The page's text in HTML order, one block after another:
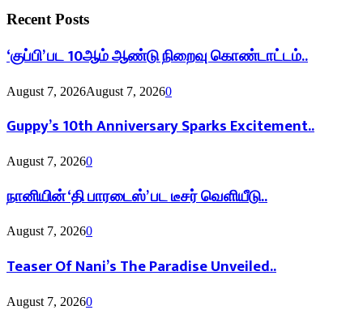
Recent Posts
‘குப்பி’ பட 10ஆம் ஆண்டு நிறைவு கொண்டாட்டம்..
August 7, 2026August 7, 20260
Guppy’s 10th Anniversary Sparks Excitement..
August 7, 20260
நானியின் ‘தி பாரடைஸ்’ பட டீசர் வெளியீடு..
August 7, 20260
Teaser Of Nani’s The Paradise Unveiled..
August 7, 20260